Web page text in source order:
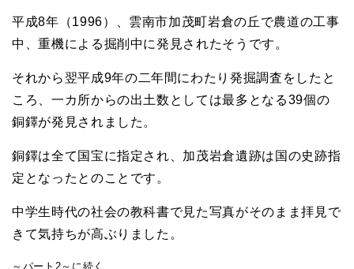
平成8年（1996）、雲南市加茂町岩倉の丘で農道の工事
中、重機による掘削中に発見されたそうです。
それから翌平成9年の二年間にわたり発掘調査をしたと
ころ、一カ所からの出土数としては最多となる39個の
銅鐸が発見されました。
銅鐸は全て国宝に指定され、加茂岩倉遺跡は国の史跡指
定となったとのことです。
中学生時代の社会の教科書で見た写真がそのまま拝見で
きて気持ちが高ぶりました。
～パート2～に続く